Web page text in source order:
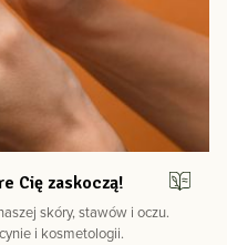
Cię zaskoczą!
skóry, stawów i oczu.
i kosmetologii.